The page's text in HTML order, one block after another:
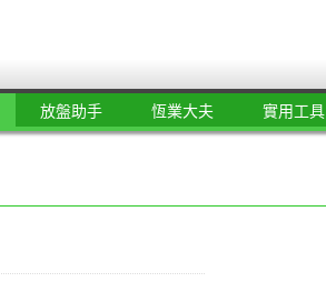
放盤助手 恆業大夫 實用工具